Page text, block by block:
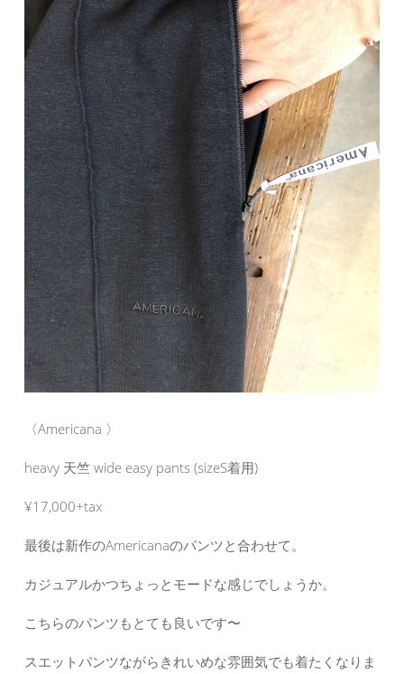
〈Americana 〉
heavy 天竺 wide easy pants (sizeS着用)
¥17,000+tax
最後は新作のAmericanaのパンツと合わせて。
カジュアルかつちょっとモードな感じでしょうか。
こちらのパンツもとても良いです〜
スエットパンツながらきれいめな雰囲気でも着たくなりま